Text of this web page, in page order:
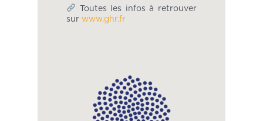
Toutes les infos à retrouver
surwww.ghr.fr